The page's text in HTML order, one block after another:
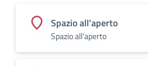
Spazio all'aperto
Spazio all'aperto